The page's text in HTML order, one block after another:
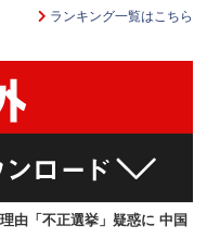
ランキング一覧はこちら
由「不正選挙」疑惑に 中国